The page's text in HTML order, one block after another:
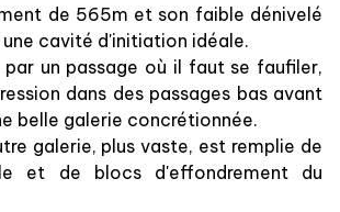
de 565m et son faible dénivelé
cavité d'initiation idéale.
un passage où il faut se faufiler,
dans des passages bas avant
belle galerie concrétionnée.
galerie, plus vaste, est remplie de
et de blocs d'effondrement du